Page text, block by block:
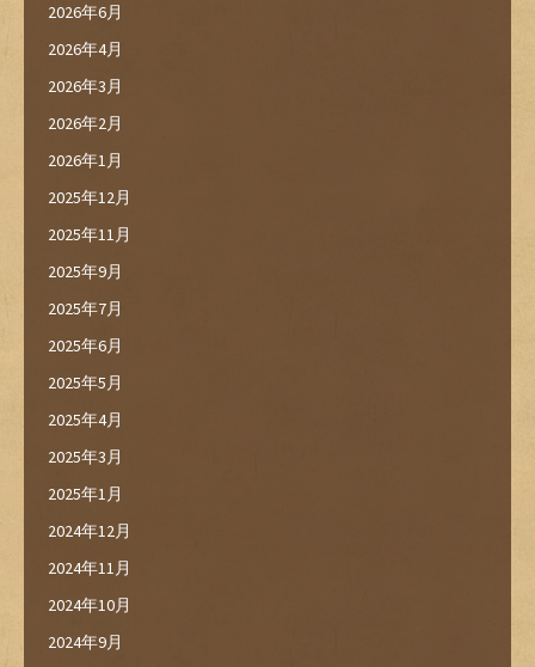
2026年6月
2026年4月
2026年3月
2026年2月
2026年1月
2025年12月
2025年11月
2025年9月
2025年7月
2025年6月
2025年5月
2025年4月
2025年3月
2025年1月
2024年12月
2024年11月
2024年10月
2024年9月